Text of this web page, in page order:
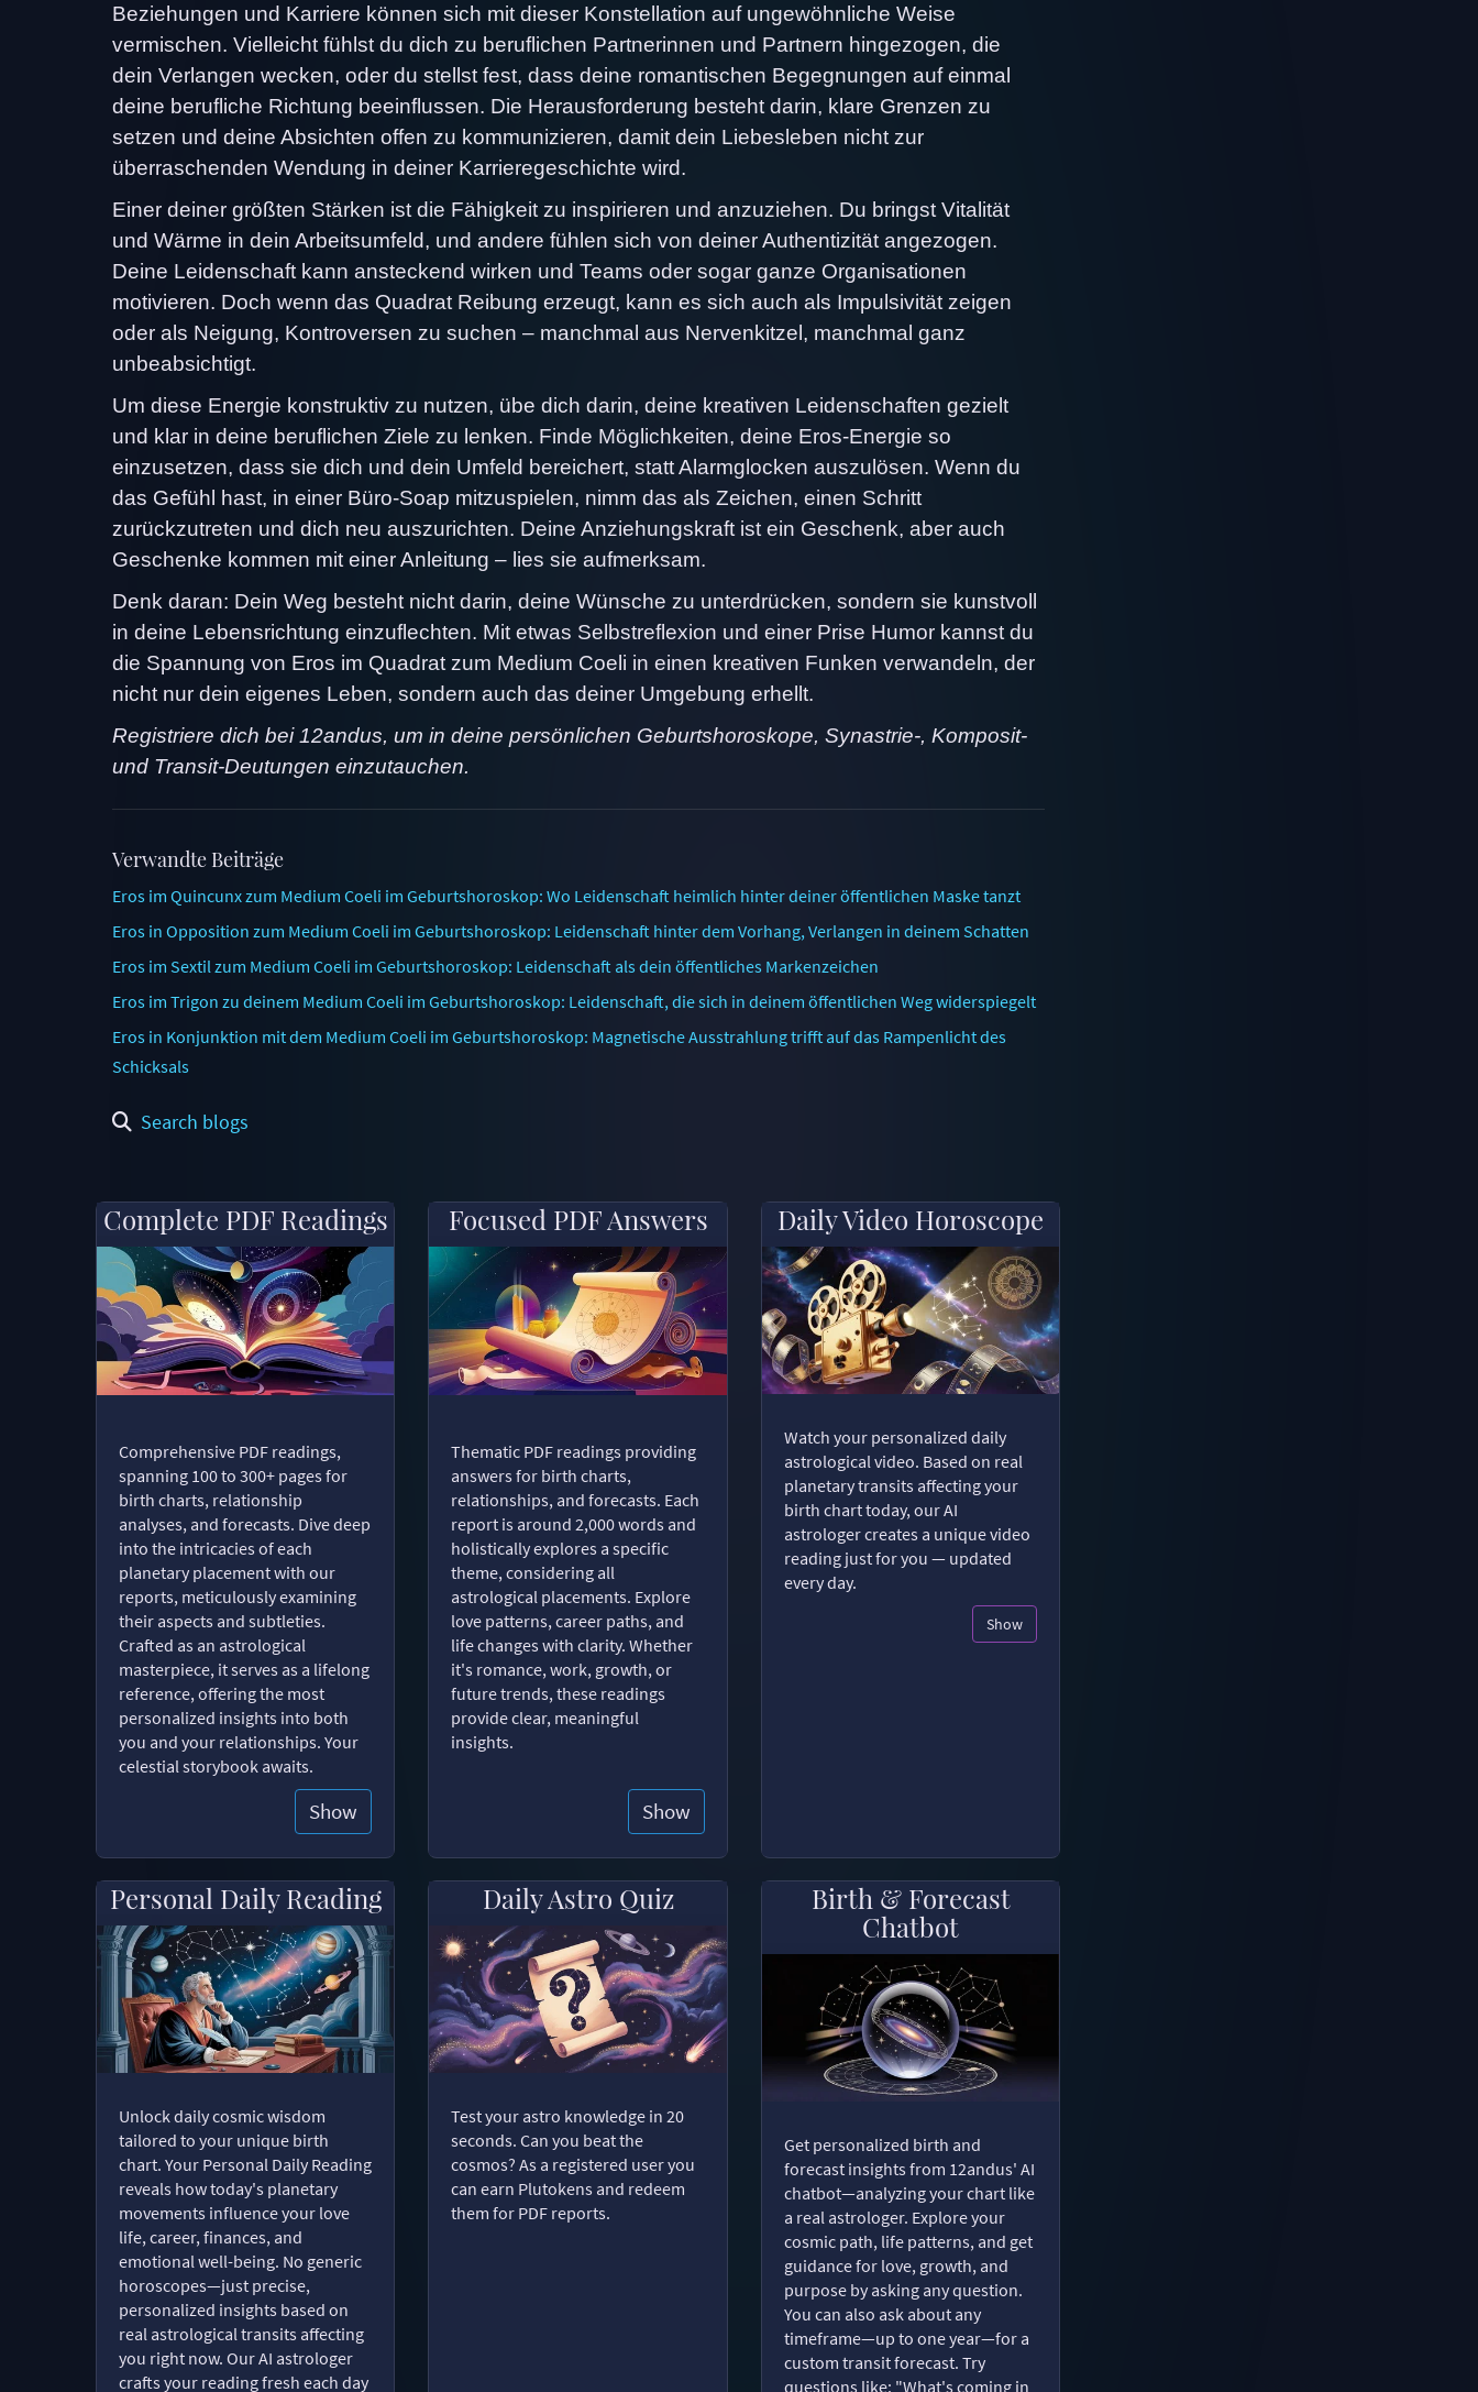
Beziehungen und Karriere können sich mit dieser Konstellation auf ungewöhnliche Weise
vermischen. Vielleicht fühlst du dich zu beruflichen Partnerinnen und Partnern hingezogen, die
dein Verlangen wecken, oder du stellst fest, dass deine romantischen Begegnungen auf einmal
deine berufliche Richtung beeinflussen. Die Herausforderung besteht darin, klare Grenzen zu
setzen und deine Absichten offen zu kommunizieren, damit dein Liebesleben nicht zur
überraschenden Wendung in deiner Karrieregeschichte wird.
Einer deiner größten Stärken ist die Fähigkeit zu inspirieren und anzuziehen. Du bringst Vitalität
und Wärme in dein Arbeitsumfeld, und andere fühlen sich von deiner Authentizität angezogen.
Deine Leidenschaft kann ansteckend wirken und Teams oder sogar ganze Organisationen
motivieren. Doch wenn das Quadrat Reibung erzeugt, kann es sich auch als Impulsivität zeigen
oder als Neigung, Kontroversen zu suchen – manchmal aus Nervenkitzel, manchmal ganz
unbeabsichtigt.
Um diese Energie konstruktiv zu nutzen, übe dich darin, deine kreativen Leidenschaften gezielt
und klar in deine beruflichen Ziele zu lenken. Finde Möglichkeiten, deine Eros-Energie so
einzusetzen, dass sie dich und dein Umfeld bereichert, statt Alarmglocken auszulösen. Wenn du
das Gefühl hast, in einer Büro-Soap mitzuspielen, nimm das als Zeichen, einen Schritt
zurückzutreten und dich neu auszurichten. Deine Anziehungskraft ist ein Geschenk, aber auch
Geschenke kommen mit einer Anleitung – lies sie aufmerksam.
Denk daran: Dein Weg besteht nicht darin, deine Wünsche zu unterdrücken, sondern sie kunstvoll
in deine Lebensrichtung einzuflechten. Mit etwas Selbstreflexion und einer Prise Humor kannst du
die Spannung von Eros im Quadrat zum Medium Coeli in einen kreativen Funken verwandeln, der
nicht nur dein eigenes Leben, sondern auch das deiner Umgebung erhellt.
Registriere dich bei 12andus, um in deine persönlichen Geburtshoroskope, Synastrie-, Komposit-
und Transit-Deutungen einzutauchen.
Verwandte Beiträge
Eros im Quincunx zum Medium Coeli im Geburtshoroskop: Wo Leidenschaft heimlich hinter deiner öffentlichen Maske tanzt
Eros in Opposition zum Medium Coeli im Geburtshoroskop: Leidenschaft hinter dem Vorhang, Verlangen in deinem Schatten
Eros im Sextil zum Medium Coeli im Geburtshoroskop: Leidenschaft als dein öffentliches Markenzeichen
Eros im Trigon zu deinem Medium Coeli im Geburtshoroskop: Leidenschaft, die sich in deinem öffentlichen Weg widerspiegelt
Eros in Konjunktion mit dem Medium Coeli im Geburtshoroskop: Magnetische Ausstrahlung trifft auf das Rampenlicht des
Schicksals
Search blogs
Complete PDF Readings
Comprehensive PDF readings,
spanning 100 to 300+ pages for
birth charts, relationship
analyses, and forecasts. Dive deep
into the intricacies of each
planetary placement with our
reports, meticulously examining
their aspects and subtleties.
Crafted as an astrological
masterpiece, it serves as a lifelong
reference, offering the most
personalized insights into both
you and your relationships. Your
celestial storybook awaits.
Show
Focused PDF Answers
Thematic PDF readings providing
answers for birth charts,
relationships, and forecasts. Each
report is around 2,000 words and
holistically explores a specific
theme, considering all
astrological placements. Explore
love patterns, career paths, and
life changes with clarity. Whether
it's romance, work, growth, or
future trends, these readings
provide clear, meaningful
insights.
Show
Daily Video Horoscope
Watch your personalized daily
astrological video. Based on real
planetary transits affecting your
birth chart today, our AI
astrologer creates a unique video
reading just for you — updated
every day.
Show
Personal Daily Reading
Unlock daily cosmic wisdom
tailored to your unique birth
chart. Your Personal Daily Reading
reveals how today's planetary
movements influence your love
life, career, finances, and
emotional well-being. No generic
horoscopes—just precise,
personalized insights based on
real astrological transits affecting
you right now. Our AI astrologer
crafts your reading fresh each day
Daily Astro Quiz
Test your astro knowledge in 20
seconds. Can you beat the
cosmos? As a registered user you
can earn Plutokens and redeem
them for PDF reports.
Birth & Forecast
Chatbot
Get personalized birth and
forecast insights from 12andus' AI
chatbot—analyzing your chart like
a real astrologer. Explore your
cosmic path, life patterns, and get
guidance for love, growth, and
purpose by asking any question.
You can also ask about any
timeframe—up to one year—for a
custom transit forecast. Try
questions like: "What's coming in